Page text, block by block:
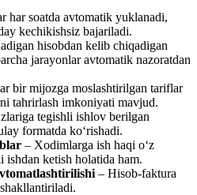
har soatda avtomatik yuklanadi,
kechikishsiz bajariladi.
hisobdan kelib chiqadigan
jarayonlar avtomatik nazoratdan
bir mijozga moslashtirilgan tariflar
tahrirlash imkoniyati mavjud.
tegishli ishlov berilgan
formatda ko‘rishadi.
– Xodimlarga ish haqi o‘z
ishdan ketish holatida ham.
– Hisob-faktura